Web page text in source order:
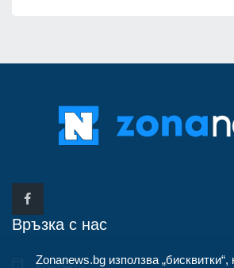
Връзка с нас
Zonanews.bg използва „бисквитки“,